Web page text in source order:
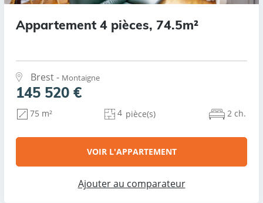
Appartement 4 pièces, 74.5m²
Brest - Montaigne
145 520 €
75 m² 4 pièce(s) 2 ch.
VOIR L'APPARTEMENT
Ajouter au comparateur